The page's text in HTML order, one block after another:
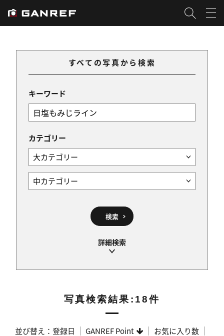
すべての写真から検索
キーワード
カテゴリー
検索
写真検索結果:18件
並び替え： 登録日 GANREF Point
お気に入り数